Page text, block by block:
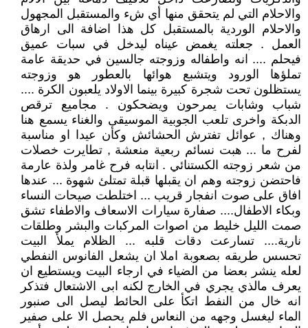
والاحلام التي لم يتحقق منها أي شء والمستقبل المجهول
والاحلام الوردية بالمستقبل كل هذا اضافة الى ارهاق
العمل . جعلته يغمض عيناه ليدخل في سبات عميق
فيحلم .... انه واطفاله وزوجته جالسين في حديقة عامة
تملؤها الورود ويتشبع هوائها بالعطور هو وزوجته
يستظلون تحت شجرة كبيرة بينما الاولاد يلعبون الكرة ....
شباب وشابات يمرحون ويضحكون . مجاميع ترقص
الدبكة واخرى تلعب الجوبية الموسيقى والغناء يسمع هنا
وهناك , عوائل تفترش الحشائش وكأن عيدا او مناسبة
لفرح ما ... هبت نسائم ربعية منعشة , تطايرت خصلات
من شعر زوجته الكستنائي . انتابه فرح غامر ولذة عارمة
فاحتضن زوجته وهم ان يقبلها قبلة تمتلئ شهوة ... عندها
افاق على صوت انفجار قريب ... اختلطت صيحات النساء
وبكاء الاطفال.... صفارة سيارات الاسعاف والاطفاء تشق
صمت الليل خليط من اصوات المركبات والبشر وطلقات
نارية.... تسارعت دقات قلبه ... الظلام يملأ البيت
تحسس طريقه بصعوبة املا ان يشعل الفانوس النفطي
لعله ينشر بعضا من الضياء في ارجاء البيت ويستطيع ان
يعرف مالذي يجري في الخارج لكنه ابى الاشتعال فتذكر
انه خال من النفط اتكأ على الحائط ليصل الى صنبور
الماء ليغسل وجهه من النعاس فلم يحصل الا على صفير